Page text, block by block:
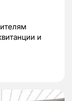
и